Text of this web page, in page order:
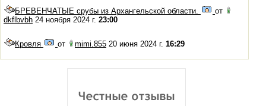
БРЕВЕНЧАТЫЕ срубы из Архангельской области.
от
dkflbvbh 24 ноября 2024 г. 23:00
Кровля от mimi.855 20 июня 2024 г. 16:29